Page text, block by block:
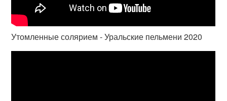
Утомленные солярием - Уральские пельмени 2020